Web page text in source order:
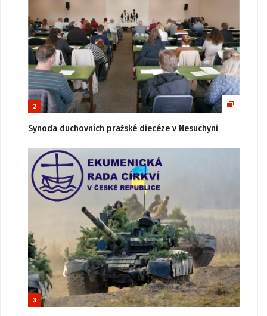
2
Synoda duchovních pražské diecéze v Nesuchyni
3